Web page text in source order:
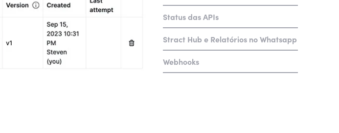
Status das APIs
Stract Hub e Relatórios no Whatsapp
Webhooks